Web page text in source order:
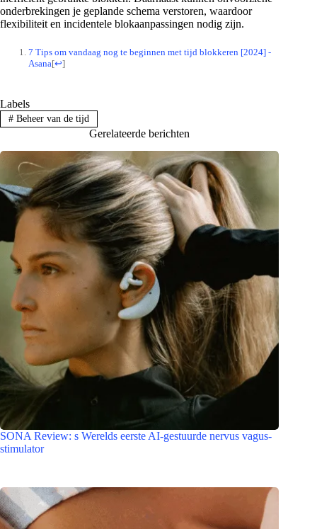
onderbrekingen je geplande schema verstoren, waardoor
flexibiliteit en incidentele blokaanpassingen nodig zijn.
7 Tips om vandaag nog te beginnen met tijd blokkeren [2024] -
Asana[↩]
Labels
#Beheer van de tijd
Gerelateerde berichten
SONA Review: s Werelds eerste AI-gestuurde nervus vagus-
stimulator